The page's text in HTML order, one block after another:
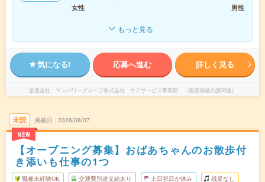
女性
男性
もっと見る
気になる! 応募へ進む 詳しく見る
派遣会社 マンパワーグループ株式会社 ケアサービス事業部 （医療福祉介護関連）
未読
NEW
掲載日 2026/08/07
【オープニング募集】おばあちゃんのお散歩付
き添いも仕事の1つ
職種未経験OK 交通費別途支給あり 土日祝日が休み 残業なし